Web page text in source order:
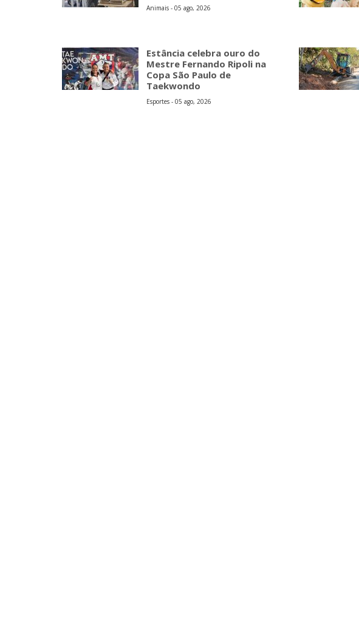
Animais - 05 ago, 2026
Estância celebra ouro do
Mestre Fernando Ripoli na
Copa São Paulo de
Taekwondo
Esportes - 05 ago, 2026